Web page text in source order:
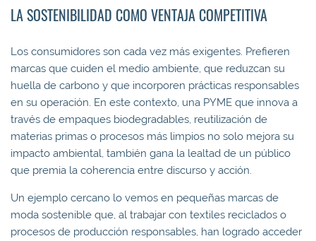
LA SOSTENIBILIDAD COMO VENTAJA COMPETITIVA
Los consumidores son cada vez más exigentes. Prefieren
marcas que cuiden el medio ambiente, que reduzcan su
huella de carbono y que incorporen prácticas responsables
en su operación. En este contexto, una PYME que innova a
través de empaques biodegradables, reutilización de
materias primas o procesos más limpios no solo mejora su
impacto ambiental, también gana la lealtad de un público
que premia la coherencia entre discurso y acción.
Un ejemplo cercano lo vemos en pequeñas marcas de
moda sostenible que, al trabajar con textiles reciclados o
procesos de producción responsables, han logrado acceder